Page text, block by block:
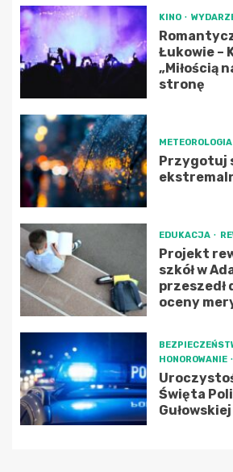
KINO
Łukowie –
„Miłością
stronę
METEOROLOGIA
Przygotuj
EDUKACJA
Projekt
szkół w
przeszedł
oceny
HONOROWANIE
Święta
Gułowskiej